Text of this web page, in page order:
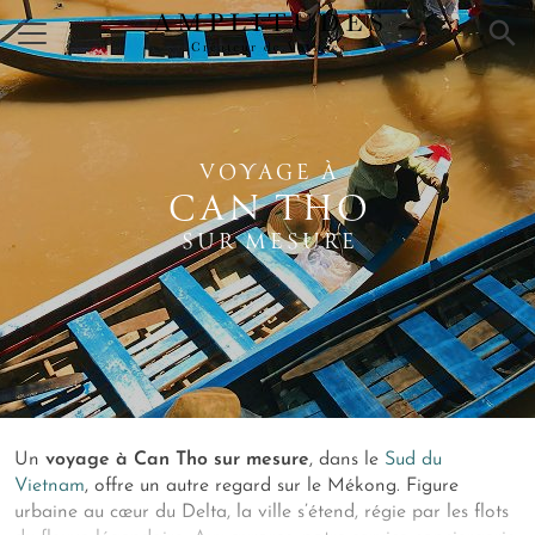
×
VOYAGE À
CAN THO
SUR MESURE
Un voyage à Can Tho sur mesure, dans le Sud du
Vietnam, offre un autre regard sur le Mékong. Figure
urbaine au cœur du Delta, la ville s’étend, régie par les flots